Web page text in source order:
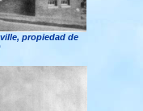
, propiedad de